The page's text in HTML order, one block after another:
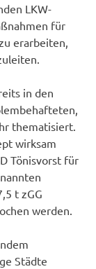
LKW-
für
erarbeiten,
in den
thematisiert.
wirksam
Tönisvorst für
t zGG
werden.
Städte